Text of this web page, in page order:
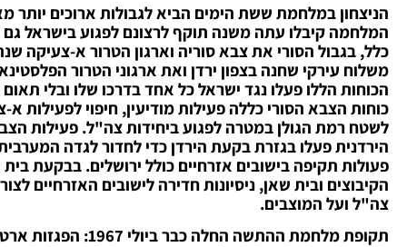
הניצחון במלחמת ששת הימים הביא לגבולות ארוכים יותר
המלחמה קיבלו עתה משנה תוקף לרצונם לפגוע בישראל
כלל, בגבול הסורי את צבא סוריה וארגון הטרור א-צעיקה
משלוח עירקי שחנה בצפון ירדן ואת ארגוני הטרור
הכוחות הללו פעלו נגד ישראל כל אחד בדרכו שלו ובלי
כוחות הצבא הסורי כללה פעילות מודיעין, חיפוי
לשטח רמת הגולן במטרה לפגוע ביחידות צה"ל. פעילות
הירדנית פעלו בגזרת בקעת הירדן כדי לחדור לגדה
פעולות תקיפה בישובים אזרחיים כולל ירושלים. בבקעת
הקיבוצים ובית שאן, ניסיונות חדירה לישובים האזרחיים
צה"ל ועל המוצבים.
תקופת מלחמת